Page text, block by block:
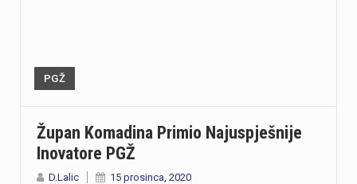
PGŽ
Župan Komadina Primio Najuspješnije
Inovatore PGŽ
D.Lalic 15 prosinca, 2020